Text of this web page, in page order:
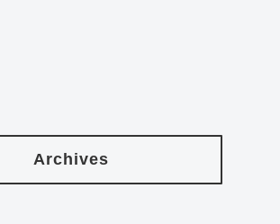
Archives